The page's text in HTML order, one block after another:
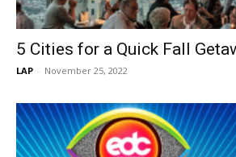
5 Cities for a Quick Fall
LAP - November 25, 2022